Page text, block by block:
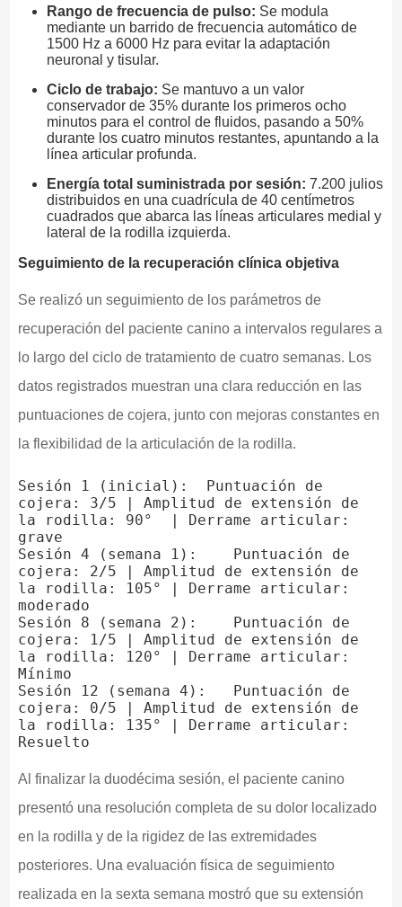
Rango de frecuencia de pulso: Se modula
mediante un barrido de frecuencia automático de
1500 Hz a 6000 Hz para evitar la adaptación
neuronal y tisular.
Ciclo de trabajo: Se mantuvo a un valor
conservador de 35% durante los primeros ocho
minutos para el control de fluidos, pasando a 50%
durante los cuatro minutos restantes, apuntando a la
línea articular profunda.
Energía total suministrada por sesión: 7.200 julios
distribuidos en una cuadrícula de 40 centímetros
cuadrados que abarca las líneas articulares medial y
lateral de la rodilla izquierda.
Seguimiento de la recuperación clínica objetiva
Se realizó un seguimiento de los parámetros de
recuperación del paciente canino a intervalos regulares a
lo largo del ciclo de tratamiento de cuatro semanas. Los
datos registrados muestran una clara reducción en las
puntuaciones de cojera, junto con mejoras constantes en
la flexibilidad de la articulación de la rodilla.
Sesión 1 (inicial):  Puntuación de
cojera: 3/5 | Amplitud de extensión de
la rodilla: 90°  | Derrame articular:
grave
Sesión 4 (semana 1):    Puntuación de
cojera: 2/5 | Amplitud de extensión de
la rodilla: 105° | Derrame articular:
moderado
Sesión 8 (semana 2):    Puntuación de
cojera: 1/5 | Amplitud de extensión de
la rodilla: 120° | Derrame articular:
Mínimo
Sesión 12 (semana 4):   Puntuación de
cojera: 0/5 | Amplitud de extensión de
la rodilla: 135° | Derrame articular:
Al finalizar la duodécima sesión, el paciente canino
presentó una resolución completa de su dolor localizado
en la rodilla y de la rigidez de las extremidades
posteriores. Una evaluación física de seguimiento
realizada en la sexta semana mostró que su extensión